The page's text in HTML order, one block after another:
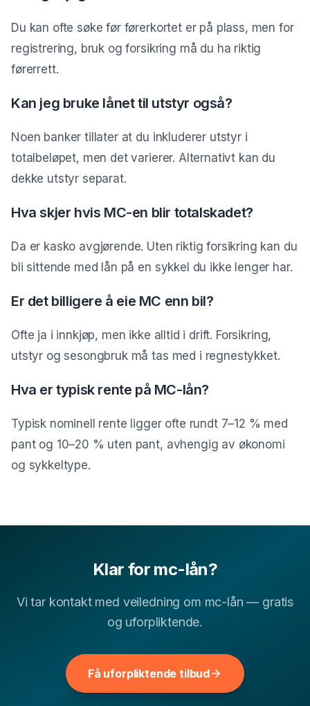
Du kan ofte søke før førerkortet er på plass, men for
registrering, bruk og forsikring må du ha riktig
førerrett.
Kan jeg bruke lånet til utstyr også?
Noen banker tillater at du inkluderer utstyr i
totalbeløpet, men det varierer. Alternativt kan du
dekke utstyr separat.
Hva skjer hvis MC-en blir totalskadet?
Da er kasko avgjørende. Uten riktig forsikring kan du
bli sittende med lån på en sykkel du ikke lenger har.
Er det billigere å eie MC enn bil?
Ofte ja i innkjøp, men ikke alltid i drift. Forsikring,
utstyr og sesongbruk må tas med i regnestykket.
Hva er typisk rente på MC-lån?
Typisk nominell rente ligger ofte rundt 7–12 % med
pant og 10–20 % uten pant, avhengig av økonomi
og sykkeltype.
Klar for mc-lån?
Vi tar kontakt med veiledning om mc-lån — gratis
og uforpliktende.
Få uforpliktende tilbud